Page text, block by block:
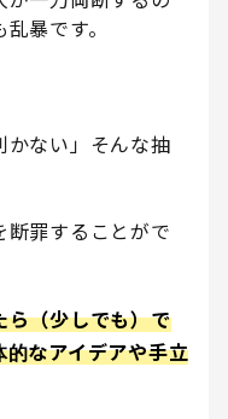
暴です。
かない」そんな抽
断罪することがで
ら（少しでも）で
なアイデアや手立